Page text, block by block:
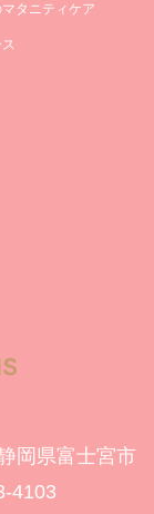
タニティケア
岡県富士宮市
4103‬